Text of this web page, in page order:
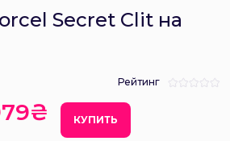
Secret Clit на
Рейтинг
КУПИТЬ